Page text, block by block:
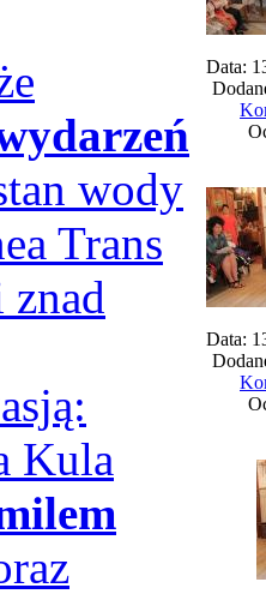
wody
Trans
znad
Kula
Data:
Data: